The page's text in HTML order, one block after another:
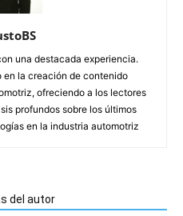
una destacada experiencia.
en la creación de contenido
ofreciendo a los lectores
profundos sobre los últimos
en la industria automotriz
del autor